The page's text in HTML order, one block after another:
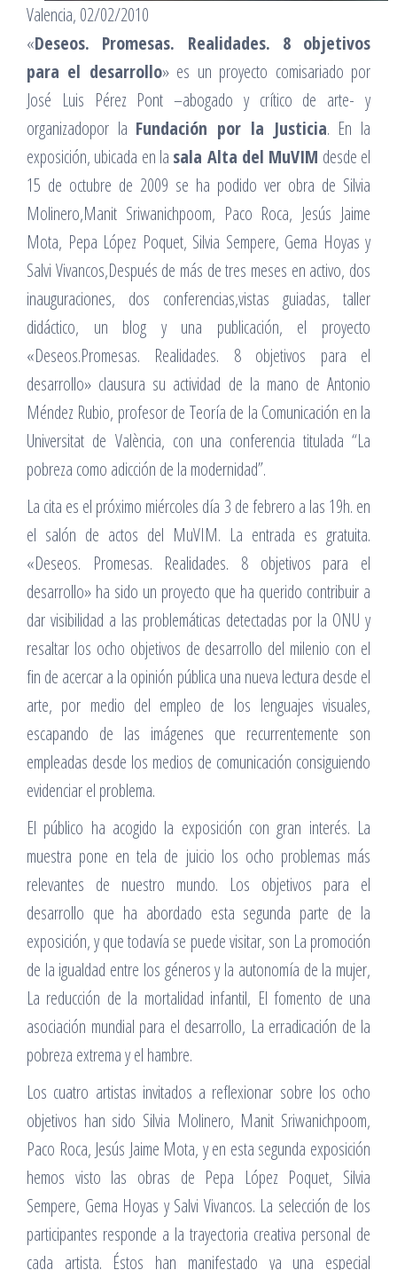
Valencia, 02/02/2010
«Deseos. Promesas. Realidades. 8 objetivos
para el desarrollo» es un proyecto comisariado por
José Luis Pérez Pont –abogado y crítico de arte- y
organizadopor la Fundación por la Justicia. En la
exposición, ubicada en la sala Alta del MuVIM desde el
15 de octubre de 2009 se ha podido ver obra de Silvia
Molinero,Manit Sriwanichpoom, Paco Roca, Jesús Jaime
Mota, Pepa López Poquet, Silvia Sempere, Gema Hoyas y
Salvi Vivancos,Después de más de tres meses en activo, dos
inauguraciones, dos conferencias,vistas guiadas, taller
didáctico, un blog y una publicación, el proyecto
«Deseos.Promesas. Realidades. 8 objetivos para el
desarrollo» clausura su actividad de la mano de Antonio
Méndez Rubio, profesor de Teoría de la Comunicación en la
Universitat de València, con una conferencia titulada “La
pobreza como adicción de la modernidad”.
La cita es el próximo miércoles día 3 de febrero a las 19h. en
el salón de actos del MuVIM. La entrada es gratuita.
«Deseos. Promesas. Realidades. 8 objetivos para el
desarrollo» ha sido un proyecto que ha querido contribuir a
dar visibilidad a las problemáticas detectadas por la ONU y
resaltar los ocho objetivos de desarrollo del milenio con el
fin de acercar a la opinión pública una nueva lectura desde el
arte, por medio del empleo de los lenguajes visuales,
escapando de las imágenes que recurrentemente son
empleadas desde los medios de comunicación consiguiendo
evidenciar el problema.
El público ha acogido la exposición con gran interés. La
muestra pone en tela de juicio los ocho problemas más
relevantes de nuestro mundo. Los objetivos para el
desarrollo que ha abordado esta segunda parte de la
exposición, y que todavía se puede visitar, son La promoción
de la igualdad entre los géneros y la autonomía de la mujer,
La reducción de la mortalidad infantil, El fomento de una
asociación mundial para el desarrollo, La erradicación de la
pobreza extrema y el hambre.
Los cuatro artistas invitados a reflexionar sobre los ocho
objetivos han sido Silvia Molinero, Manit Sriwanichpoom,
Paco Roca, Jesús Jaime Mota, y en esta segunda exposición
hemos visto las obras de Pepa López Poquet, Silvia
Sempere, Gema Hoyas y Salvi Vivancos. La selección de los
participantes responde a la trayectoria creativa personal de
cada artista. Éstos han manifestado ya una especial